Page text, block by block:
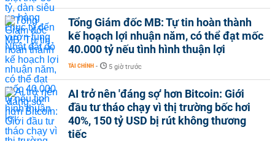
Tổng Giám đốc MB: Tự tin hoàn thành
kế hoạch lợi nhuận năm, có thể đạt mốc
40.000 tỷ nếu tình hình thuận lợi
TÀI CHÍNH - 5 giờ trước
AI trở nên 'đáng sợ' hơn Bitcoin: Giới
đầu tư tháo chạy vì thị trường bốc hơi
40%, 150 tỷ USD bị rút không thương
tiếc